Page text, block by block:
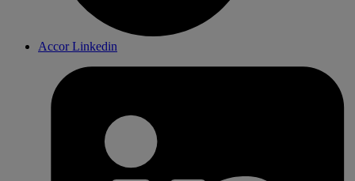
Accor Linkedin